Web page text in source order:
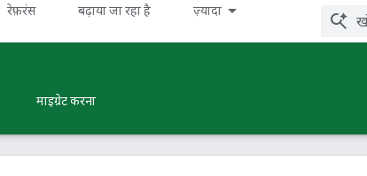
रेफ़रंस बढ़ाया जा रहा है ज़्यादा
माइग्रेट करना